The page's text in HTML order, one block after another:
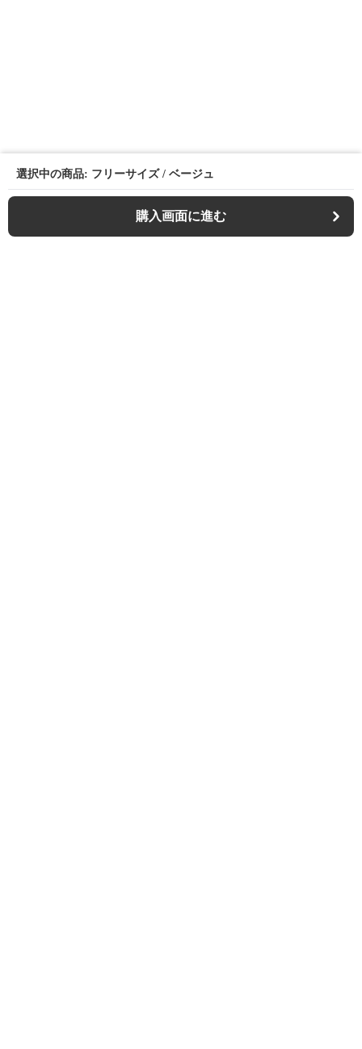
選択中の商品: フリーサイズ / ベージュ
購入画面に進む